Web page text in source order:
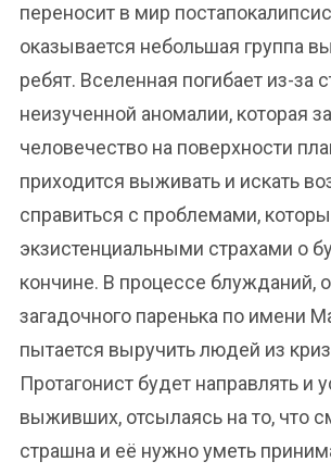
переносит в мир
оказывается небольшая группа
ребят. Вселенная погибает из-за
неизученной аномалии, которая
человечество на поверхности
приходится выживать и искать
справиться с проблемами,
экзистенциальными страхами о
кончине. В процессе блужданий,
загадочного паренька по имени
пытается выручить людей из
Протагонист будет направлять и
выживших, отсылаясь на то, что
страшна и её нужно уметь